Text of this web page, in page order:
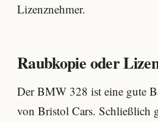
Lizenznehmer.
Raubkopie oder
Der BMW 328 ist eine gute
von Bristol Cars. Schließlich